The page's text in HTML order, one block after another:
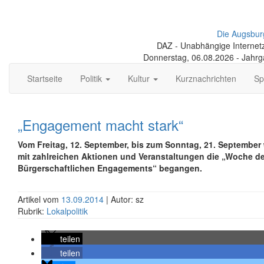
Die
DAZ - Unabhängige
Donnerstag, 06.08.2026 -
Startseite
Politik Kultur Kurznachrichten
„Engagement macht stark“
Vom Freitag, 12. September, bis zum Sonntag, 21.
mit zahlreichen Aktionen und Veranstaltungen die „Woche
Bürgerschaftlichen Engagements“ begangen.
Artikel vom 13.09.2014 | Autor: sz
Rubrik: Lokalpolitik
teilen
teilen